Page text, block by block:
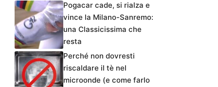
Pogacar cade, si rialza e
vince la Milano-Sanremo:
una Classicissima che
resta
Perché non dovresti
riscaldare il tè nel
microonde (e come farlo